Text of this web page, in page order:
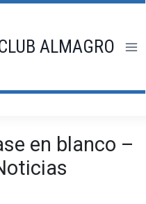
ALMAGRO
en blanco –